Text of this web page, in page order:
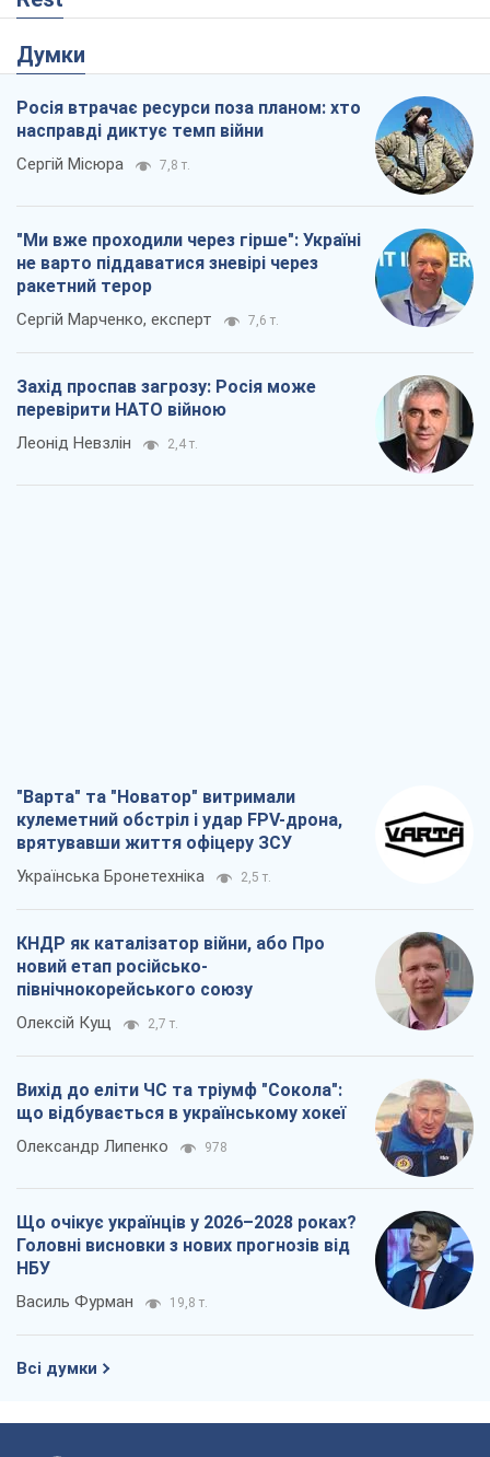
Думки
Росія втрачає ресурси поза планом: хто
насправді диктує темп війни
Сергій Місюра 7,8 т.
"Ми вже проходили через гірше": Україні
не варто піддаватися зневірі через
ракетний терор
Сергій Марченко, експерт 7,6 т.
Захід проспав загрозу: Росія може
перевірити НАТО війною
Леонід Невзлін 2,4 т.
"Варта" та "Новатор" витримали
кулеметний обстріл і удар FPV-дрона,
врятувавши життя офіцеру ЗСУ
Українська Бронетехніка 2,5 т.
КНДР як каталізатор війни, або Про
новий етап російсько-
північнокорейського союзу
Олексій Кущ 2,7 т.
Вихід до еліти ЧС та тріумф "Сокола":
що відбувається в українському хокеї
Олександр Липенко 978
Що очікує українців у 2026–2028 роках?
Головні висновки з нових прогнозів від
НБУ
Василь Фурман 19,8 т.
Всі думки